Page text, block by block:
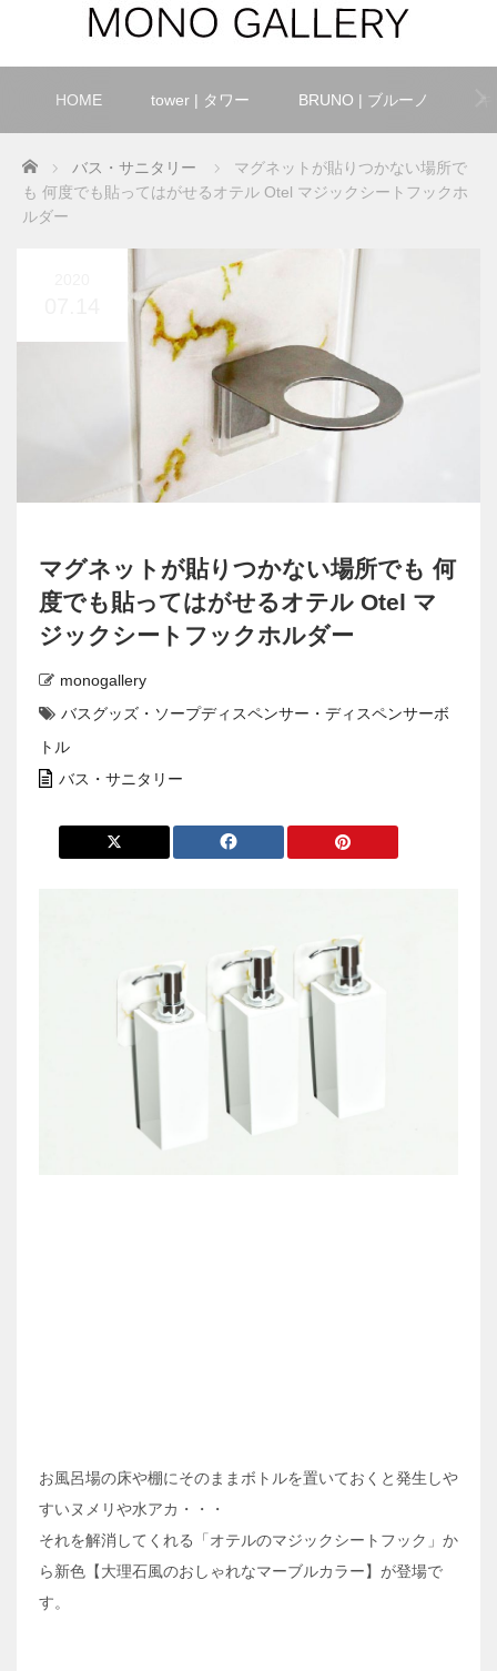
HOME tower | タワー BRUNO | ブルーノ
Home バス・サニタリー
マグネットが貼りつかない場所で
も 何度でも貼ってはがせるオテル Otel マジックシートフックホ
ルダー
マグネットが貼りつかない場所でも 何
度でも貼ってはがせるオテル Otel マ
ジックシートフックホルダー
monogallery
バスグッズ・ソープディスペンサー・ディスペンサーボ
トル
バス・サニタリー
お風呂場の床や棚にそのままボトルを置いておくと発生しや
すいヌメリや水アカ・・・
それを解消してくれる「オテルのマジックシートフック」か
ら新色【大理石風のおしゃれなマーブルカラー】が登場で
す。